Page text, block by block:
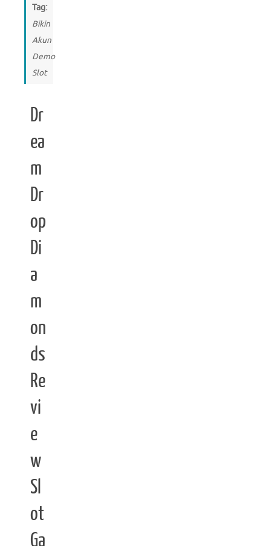
Tag:
Bikin
Akun
Demo
Slot
Dr
ea
m
Dr
op
Di
a
m
on
ds
Re
vi
e
w
Sl
ot
Ga